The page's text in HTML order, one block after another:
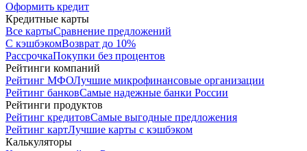
Оформить кредит
Кредитные карты
Все картыСравнение предложений
С кэшбэкомВозврат до 10%
РассрочкаПокупки без процентов
Рейтинги компаний
Рейтинг МФОЛучшие микрофинансовые организации
Рейтинг банковСамые надежные банки России
Рейтинги продуктов
Рейтинг кредитовСамые выгодные предложения
Рейтинг картЛучшие карты с кэшбэком
Калькуляторы